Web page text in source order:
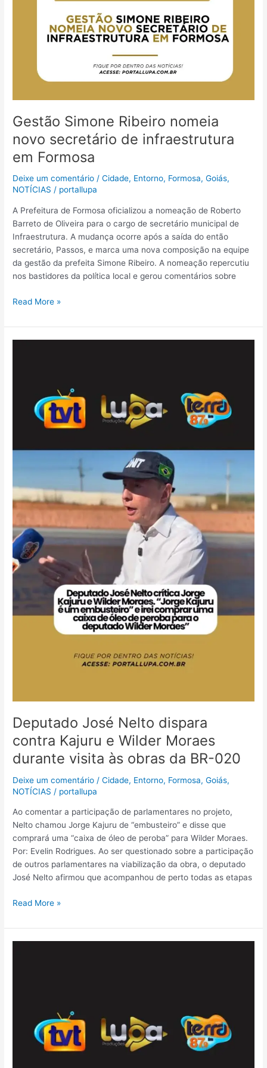
Gestão Simone Ribeiro nomeia
novo secretário de infraestrutura
em Formosa
Deixe um comentário /Cidade, Entorno, Formosa,Goiás,
NOTÍCIAS / portallupa
A Prefeitura de Formosa oficializou a nomeação de Roberto
Barreto de Oliveira para o cargo de secretário municipal de
Infraestrutura. A mudança ocorre após a saída do então
secretário, Passos, e marca uma nova composição na equipe
da gestão da prefeita Simone Ribeiro. A nomeação repercutiu
nos bastidores da política local e gerou comentários sobre
Read More »
Deputado José Nelto dispara
contra Kajuru e Wilder Moraes
durante visita às obras da BR-020
Deixe um comentário /Cidade, Entorno, Formosa,Goiás,
NOTÍCIAS / portallupa
Ao comentar a participação de parlamentares no projeto,
Nelto chamou Jorge Kajuru de “embusteiro” e disse que
comprará uma “caixa de óleo de peroba” para Wilder Moraes.
Por: Evelin Rodrigues. Ao ser questionado sobre a participação
de outros parlamentares na viabilização da obra, o deputado
José Nelto afirmou que acompanhou de perto todas as etapas
Kajuru
Moraes
às
obras
BR-
020
Read More »
liberação